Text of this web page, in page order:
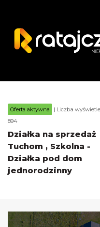
Oferta aktywna
| Liczba
894
Działka na sprzedaż
Tuchom , Szkolna -
Działka pod dom
jednorodzinny